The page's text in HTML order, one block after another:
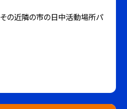
の近隣の市の日中活動場所パ